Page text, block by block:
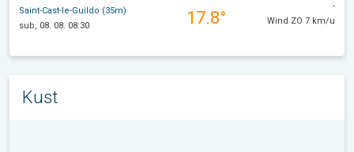
Saint-Cast-le-Guildo (35m)
sub, 08. 08. 08:30
17.8°
-
Wind ZO 7 km/u
Kust